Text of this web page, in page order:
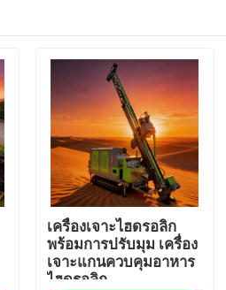
เครื่องเจาะไฮดรอลิก
พร้อมการปรับมุม เครื่อง
เจาะแกนควบคุมอาหาร
ไฮดรอลิก